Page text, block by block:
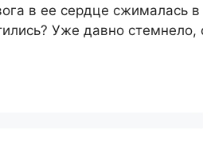
в ее сердце сжималась
Уже давно